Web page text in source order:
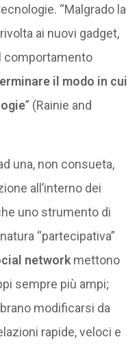
“Malgrado la
ai nuovi gadget,
comportamento
il modo in cui
” (Rainie and
una, non consueta,
all’interno dei
uno strumento di
“partecipativa”
networkmettono
sempre più ampi;
modificarsi da
rapide, veloci e